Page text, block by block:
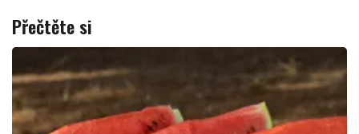
Přečtěte si